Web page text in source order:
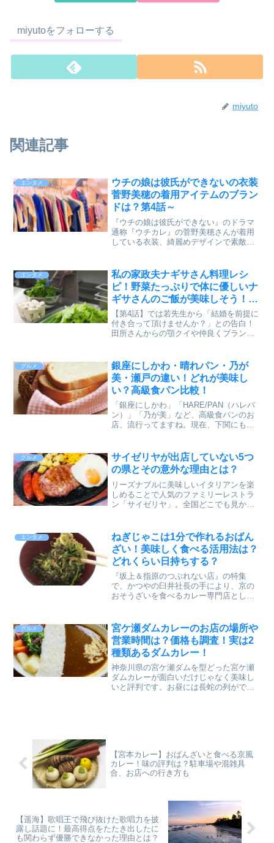
miyutoをフォローする
miyuto
関連記事
エンタメ
ウチの娘は彼氏ができないの衣装
菅野美穂の着用アイテムのブラン
ドは？第4話～
『ウチの娘は彼氏ができない』のドラマ
通称『ウチカレ』の菅野美穂さんが着用
している衣装、綺麗めデザインで素敵で
ー『水無瀬碧』役。思ったことがすぐに
口からポロッとこぼれてし...
エンタメ
私の家政夫ナギサさん料理レシ
ピ！野菜たっぷりで体に優しいナ
ギサさんのご飯が美味しそう！
【第４話】ヘルシーなピリ辛お夜
食とおつまみ編！
【第4話】では若先生から「結婚を前提に
付き合って頂けませんか？」との告白！
田所さんからの顎クイや仲良くブランコ
の部屋の方を見上げてる姿がせつない！
ナギサさんは恋愛感情か...
グルメ
銀座にしかわ・晴れパン・乃が
美・瀬戸の違い！どれが美味し
い？高級食パン比較！
「銀座にしかわ」「HARE/PAN（ハレパ
ン）」「乃が美」など、高級食パンのお
店、流行ってますね。現在、下関にも晴
に銀座にしかわ下関店もオープンしま
す。高級食パン...
グルメ
サイゼリヤが出店していない5つ
の県とその意外な理由とは？
リーズナブルに美味しいイタリアンを楽
しめることで人気のファミリーレストラ
ン「サイゼリヤ」。全国どこでも見かけ
ん。特に高知県や九州・沖縄エリアな
ど、現在もサイゼリヤの店舗...
エンタメ
ねぎじゃこは1分で作れるおばん
ざい！美味しく食べる活用法は？
どれくらい日持ちする？
『坂上＆指原のつぶれない店』の特集
で、かつやの臼井社長の手により、京の
おそうざいを食べるカレー専門店として
れているお惣菜で臼井社長も絶賛してい
たねぎじゃこのレシピは番組で...
グルメ
宮ケ瀬ダムカレーのお店の場所や
営業時間は？価格も調査！実は2
種類あるダムカレー！
神奈川県の宮ケ瀬ダムを型どった宮ケ瀬
ダムカレーが面白いだけじゃなく美味し
いと評判です。お昼には長蛇の列ができ
【宮本カレー】おばんざいと食べる京風
カレー！味の評判は？駐車場や混雑具
合、お店への行き方も
【遥海】歌唱王で飛び抜けた歌唱力を披
露し話題に！最高得点をたたき出したに
も関わらず優勝できなかった理由とは？